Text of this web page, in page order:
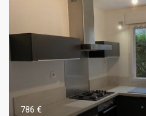
786 €